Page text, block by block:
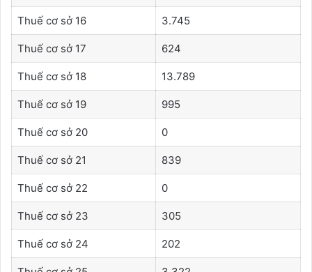
Thuế cơ sở 16 3.745
Thuế cơ sở 17 624
Thuế cơ sở 18 13.789
Thuế cơ sở 19 995
Thuế cơ sở 20 0
Thuế cơ sở 21 839
Thuế cơ sở 22 0
Thuế cơ sở 23 305‬
Thuế cơ sở 24 202